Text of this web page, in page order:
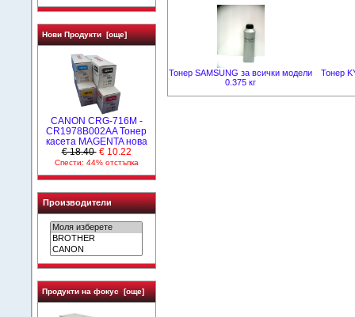
Нови Продукти [още]
CANON CRG-716M -
CR1978B002AA Тонер
касета MAGENTA нова
€ 18.40 € 10.22
Спести: 44% отстъпка
Производители
Продукти на фокус [още]
Тонер SAMSUNG за всички модели
0.375 кг
Тонер